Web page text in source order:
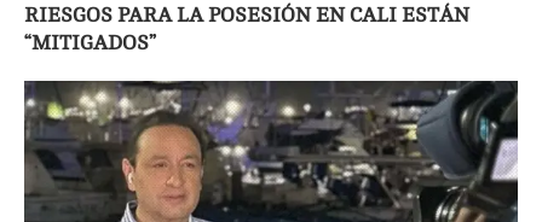
RIESGOS PARA LA POSESIÓN EN CALI ESTÁN
“MITIGADOS”